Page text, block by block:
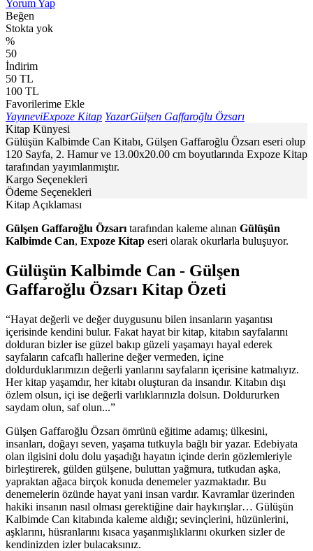
Yorum Yap
Beğen
Stokta yok
%
50
İndirim
50 TL
100 TL
Favorilerime Ekle
YayıneviExpoze Kitap YazarGülşen Gaffaroğlu Özsarı
Kitap Künyesi
Gülüşün Kalbimde Can Kitabı, Gülşen Gaffaroğlu Özsarı eseri olup
120 Sayfa, 2. Hamur ve 13.00x20.00 cm boyutlarında Expoze Kitap
tarafından yayımlanmıştır.
Kargo Seçenekleri
Ödeme Seçenekleri
Kitap Açıklaması
Gülşen Gaffaroğlu Özsarı tarafından kaleme alınan Gülüşün
Kalbimde Can, Expoze Kitap eseri olarak okurlarla buluşuyor.
Gülüşün Kalbimde Can - Gülşen
Gaffaroğlu Özsarı Kitap Özeti
“Hayat değerli ve değer duygusunu bilen insanların yaşantısı
içerisinde kendini bulur. Fakat hayat bir kitap, kitabın sayfalarını
dolduran bizler ise güzel bakıp güzeli yaşamayı hayal ederek
sayfaların cafcaflı hallerine değer vermeden, içine
doldurduklarımızın değerli yanlarını sayfaların içerisine katmalıyız.
Her kitap yaşamdır, her kitabı oluşturan da insandır. Kitabın dışı
özlem olsun, içi ise değerli varlıklarınızla dolsun. Doldururken
saydam olun, saf olun...”
Gülşen Gaffaroğlu Özsarı ömrünü eğitime adamış; ülkesini,
insanları, doğayı seven, yaşama tutkuyla bağlı bir yazar. Edebiyata
olan ilgisini dolu dolu yaşadığı hayatın içinde derin gözlemleriyle
birleştirerek, gülden gülşene, buluttan yağmura, tutkudan aşka,
yapraktan ağaca birçok konuda denemeler yazmaktadır. Bu
denemelerin özünde hayat yani insan vardır. Kavramlar üzerinden
hakiki insanın nasıl olması gerektiğine dair haykırışlar… Gülüşün
Kalbimde Can kitabında kaleme aldığı; sevinçlerini, hüzünlerini,
aşklarını, hüsranlarını kısaca yaşanmışlıklarını okurken sizler de
kendinizden izler bulacaksınız.